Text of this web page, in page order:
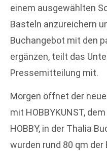
einem ausgewählten
Basteln anzureichern
Buchangebot mit den
ergänzen, teilt das
Pressemitteilung mit.
Morgen öffnet der
mit HOBBYKUNST,
HOBBY, in der Thalia
wurden rund 80 qm der